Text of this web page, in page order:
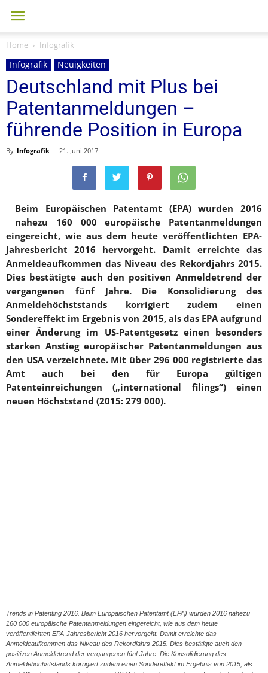
Home Infografik
Infografik Neuigkeiten
Deutschland mit Plus bei
Patentanmeldungen –
führende Position in Europa
By Infografik - 21. Juni 2017
Beim Europäischen Patentamt (EPA) wurden 2016
nahezu 160 000 europäische Patentanmeldungen
eingereicht, wie aus dem heute veröffentlichten EPA-
Jahresbericht 2016 hervorgeht. Damit erreichte das
Anmeldeaufkommen das Niveau des Rekordjahrs 2015.
Dies bestätigte auch den positiven Anmeldetrend der
vergangenen fünf Jahre. Die Konsolidierung des
Anmeldehöchststands korrigiert zudem einen
Sondereffekt im Ergebnis von 2015, als das EPA aufgrund
einer Änderung im US-Patentgesetz einen besonders
starken Anstieg europäischer Patentanmeldungen aus
den USA verzeichnete. Mit über 296 000 registrierte das
Amt auch bei den für Europa gültigen
Patenteinreichungen („international filings“) einen
neuen Höchststand (2015: 279 000).
Trends in Patenting 2016. Beim Europäischen Patentamt (EPA) wurden 2016 nahezu
160 000 europäische Patentanmeldungen eingereicht, wie aus dem heute
veröffentlichten EPA-Jahresbericht 2016 hervorgeht. Damit erreichte das
Anmeldeaufkommen das Niveau des Rekordjahrs 2015. Dies bestätigte auch den
positiven Anmeldetrend der vergangenen fünf Jahre. Die Konsolidierung des
Anmeldehöchststands korrigiert zudem einen Sondereffekt im Ergebnis von 2015, als